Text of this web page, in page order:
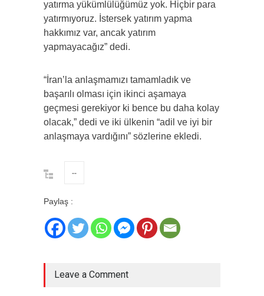
yatırma yükümlülüğümüz yok. Hiçbir para
yatırmıyoruz. İstersek yatırım yapma
hakkımız var, ancak yatırım
yapmayacağız” dedi.
“İran’la anlaşmamızı tamamladık ve
başarılı olması için ikinci aşamaya
geçmesi gerekiyor ki bence bu daha kolay
olacak,” dedi ve iki ülkenin “adil ve iyi bir
anlaşmaya vardığını” sözlerine ekledi.
--
Paylaş :
Leave a Comment